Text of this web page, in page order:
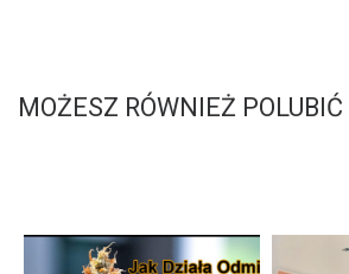
MOŻESZ RÓWNIEŻ POLUBIĆ